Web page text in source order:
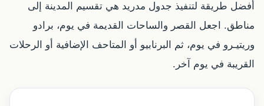
أفضل طريقة لتنفيذ جدول مدريد هي تقسيم المدينة إلى
مناطق. اجعل القصر والساحات القديمة في يوم، برادو
وريتيـرو في يوم، ثم البرنابيو أو المتاحف الإضافية أو الرحلات
القريبة في يوم آخر.